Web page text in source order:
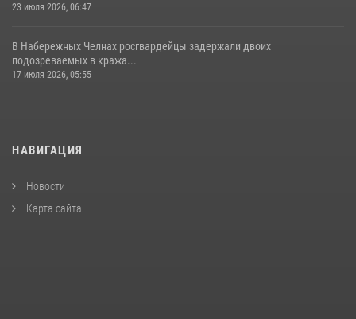
23 июля 2026, 06:47
В Набережных Челнах росгвардейцы задержали двоих
подозреваемых в кража...
17 июля 2026, 05:55
НАВИГАЦИЯ
Новости
Карта сайта